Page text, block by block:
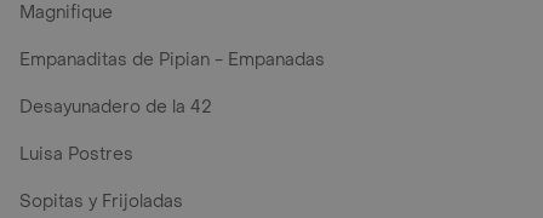
Magnifique
Empanaditas de Pipian - Empanadas
Desayunadero de la 42
Luisa Postres
Sopitas y Frijoladas